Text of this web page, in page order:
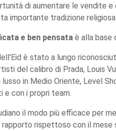
di aumentare le vendite e
importante tradizione religiosa
e ben pensata è alla base
è stato a lungo
del calibro di Prada, Louis
in Medio Oriente, Level
con i propri team.
il modo più efficace per
rapporto rispettoso con il